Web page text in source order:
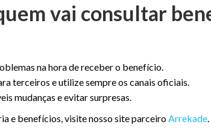
vai consultar
na hora de receber o benefício.
terceiros e utilize sempre os canais oficiais.
mudanças e evitar surpresas.
e benefícios, visite nosso site parceiroArrekade.